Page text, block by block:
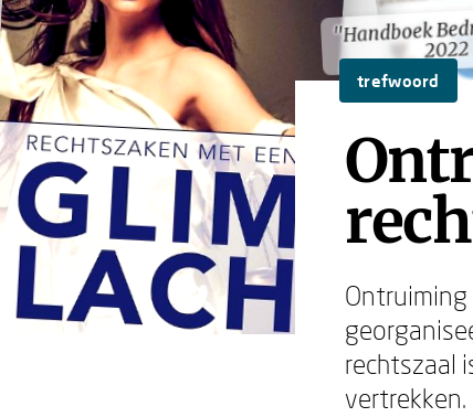
"Handboek
"Handboek
trefwoord
rechtszaal